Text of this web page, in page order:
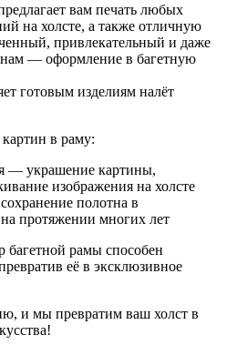
вам печать любых
на холсте, а также отличную
привлекательный и даже
— оформление в багетную
готовым изделиям налёт
в раму:
— украшение картины,
изображения на холсте
полотна в
протяжении многих лет
рамы способен
её в эксклюзивное
и мы превратим ваш холст в